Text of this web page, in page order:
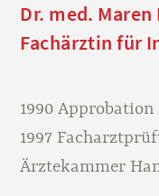
Dr. med.
Fachärztin für
1990
1997
Ärztekammer